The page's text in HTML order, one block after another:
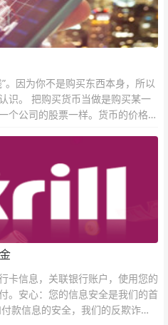
。因为你不是购买东西本身，所以
识。 把购买货币当做是购买某一
个公司的股票一样。货币的价格直
卡信息，关联银行账户，使用您的
。安心：您的信息安全是我们的首
款信息的安全，我们的反欺诈团